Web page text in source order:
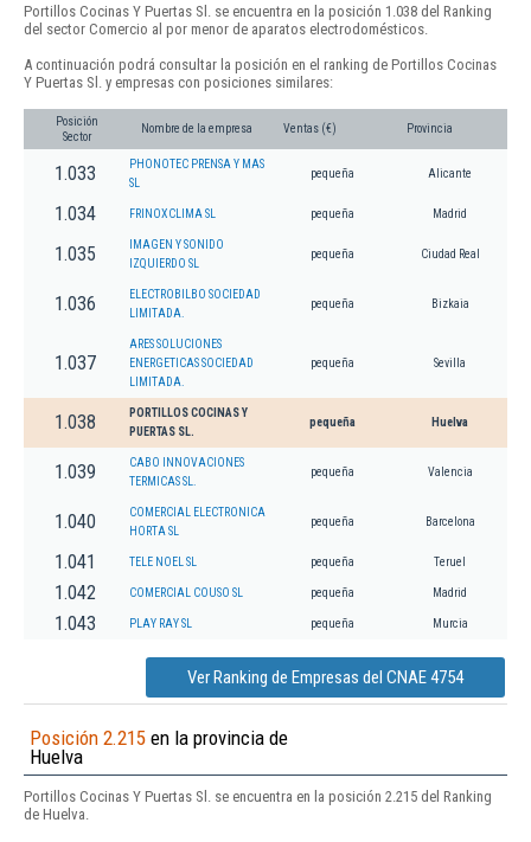
Portillos Cocinas Y Puertas Sl. se encuentra en la posición 1.038 del Ranking
del sector Comercio al por menor de aparatos electrodomésticos.
A continuación podrá consultar la posición en el ranking de Portillos Cocinas
Y Puertas Sl. y empresas con posiciones similares:
Posición
Sector
Nombre de la empresa Ventas (€) Provincia
1.033
PHONOTEC PRENSA Y MAS
SL
pequeña Alicante
1.034 FRINOXCLIMA SL pequeña Madrid
1.035
IMAGEN Y SONIDO
IZQUIERDO SL
pequeña Ciudad Real
1.036
ELECTROBILBO SOCIEDAD
LIMITADA.
pequeña Bizkaia
1.037
ARES SOLUCIONES
ENERGETICAS SOCIEDAD
LIMITADA.
pequeña Sevilla
1.038
PORTILLOS COCINAS Y
PUERTAS SL.
pequeña Huelva
1.039
CABO INNOVACIONES
TERMICAS SL.
pequeña Valencia
1.040
COMERCIAL ELECTRONICA
HORTA SL
pequeña Barcelona
1.041 TELE NOEL SL pequeña Teruel
1.042 COMERCIAL COUSO SL pequeña Madrid
1.043 PLAY RAY SL pequeña Murcia
Ver Ranking de Empresas del CNAE 4754
Posición 2.215 en la provincia de
Huelva
Portillos Cocinas Y Puertas Sl. se encuentra en la posición 2.215 del Ranking
de Huelva.